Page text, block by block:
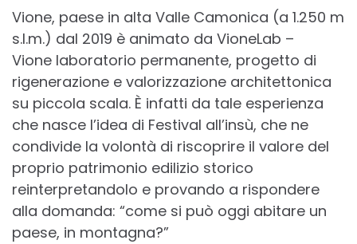
Vione, paese in alta Valle Camonica (a 1.250 m
s.l.m.) dal 2019 è animato da VioneLab –
Vione laboratorio permanente, progetto di
rigenerazione e valorizzazione architettonica
su piccola scala. È infatti da tale esperienza
che nasce l’idea di Festival all’insù, che ne
condivide la volontà di riscoprire il valore del
proprio patrimonio edilizio storico
reinterpretandolo e provando a rispondere
alla domanda: “come si può oggi abitare un
paese, in montagna?”